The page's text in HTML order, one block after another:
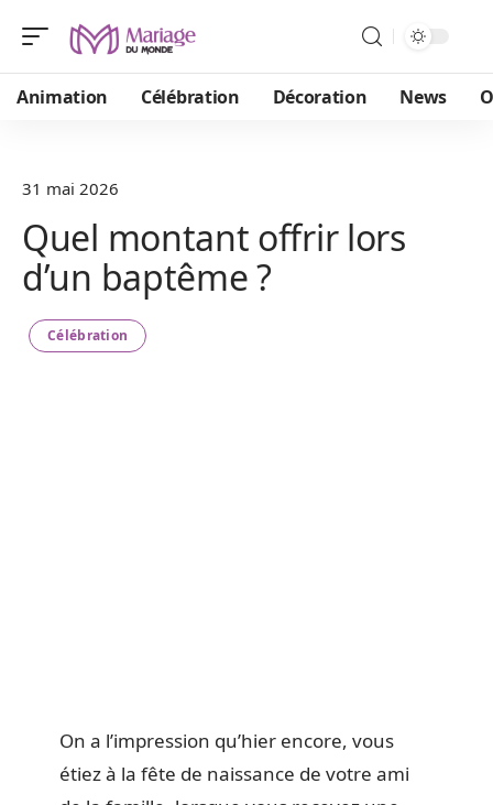
Animation Célébration Décoration News
31 mai 2026
Quel montant offrir lors
d’un baptême ?
Célébration
On a l’impression qu’hier encore, vous
étiez à la fête de naissance de votre ami